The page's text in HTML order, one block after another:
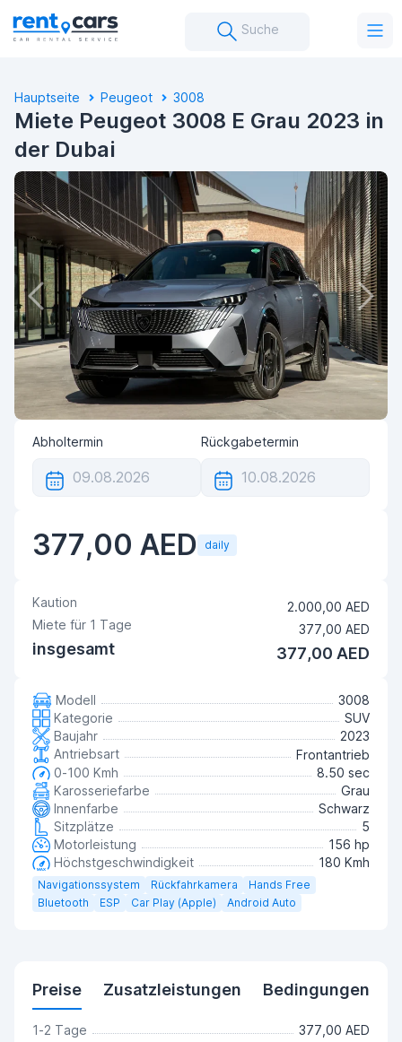
Suche
Hauptseite Peugeot 3008
Miete Peugeot 3008 E Grau 2023 in
der Dubai
Abholtermin Rückgabetermin
377,00 AED daily
Kaution
2.000,00 AED
Miete für 1 Tage 377,00 AED
insgesamt 377,00 AED
Modell
3008
Kategorie
SUV
Baujahr
2023
Antriebsart
Frontantrieb
0-100 Kmh
8.50 sec
Karosseriefarbe
Grau
Innenfarbe
Schwarz
Sitzplätze
5
Motorleistung
156 hp
Höchstgeschwindigkeit
180 Kmh
Navigationssystem Rückfahrkamera
Hands Free
Bluetooth
ESP Car Play (Apple) Android Auto
Preise Zusatzleistungen Bedingungen
1-2 Tage
377,00 AED